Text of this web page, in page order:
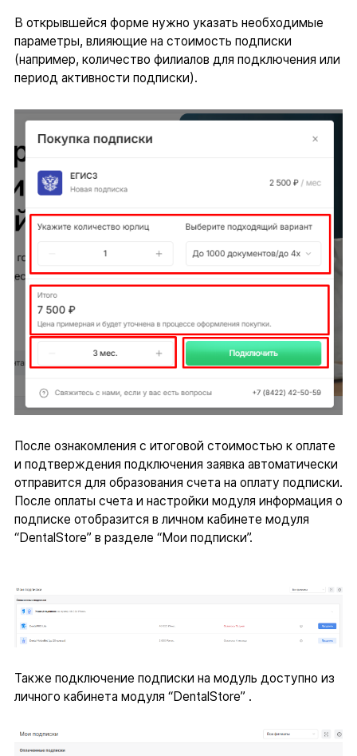
В открывшейся форме нужно указать необходимые
параметры, влияющие на стоимость подписки
(например, количество филиалов для подключения или
период активности подписки).
После ознакомления с итоговой стоимостью к оплате
и подтверждения подключения заявка автоматически
отправится для образования счета на оплату подписки.
После оплаты счета и настройки модуля информация о
подписке отобразится в личном кабинете модуля
“DentalStore” в разделе “Мои подписки”.
Также подключение подписки на модуль доступно из
личного кабинета модуля “DentalStore” .